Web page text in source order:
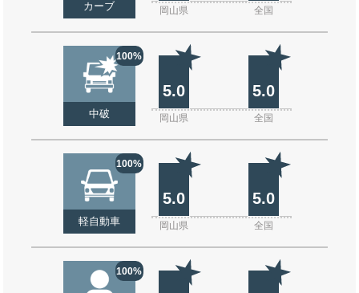
カーブ 岡山県 全国
100%
中破
5.0 5.0
岡山県 全国
100%
軽自動車
5.0 5.0
岡山県 全国
100%